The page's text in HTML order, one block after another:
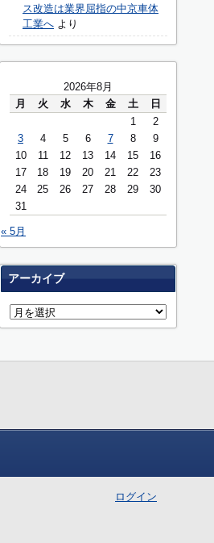
ス改造は業界屈指の中京車体
工業へ より
2026年8月
月
火 水 木 金 土
日
1
2
3
4 5 6 7 8
9
10
11 12 13 14 15
16
17
18 19 20 21 22
23
24
25 26 27 28 29
30
31
« 5月
アーカイブ
ログイン